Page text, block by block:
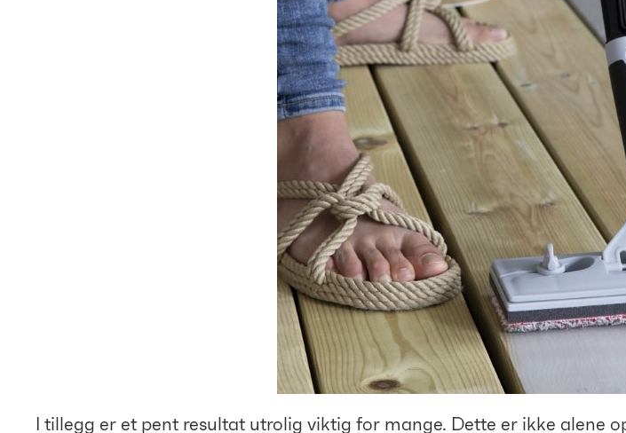
I tillegg er et pent resultat utrolig viktig for mange. Dette er ikke alene